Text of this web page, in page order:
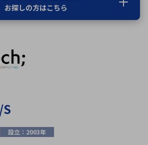
ダストリアルDXソリューション
Local 5G
レス給電
ティクス（AI）
・ネットワーク
セキュリティ
検出
管理・検査
ン
は行
B
お探しの方はこちら
設立：2003年